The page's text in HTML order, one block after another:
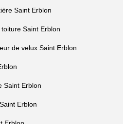
Saint Erblon
Saint Erblon
de velux Saint Erblon
Saint Erblon
Erblon